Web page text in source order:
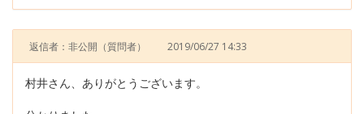
返信者：非公開 （質問者） 2019/06/27 14:33
村井さん、ありがとうございます。